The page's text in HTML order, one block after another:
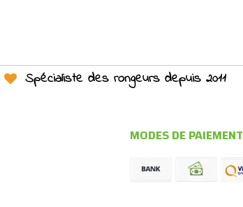
Spécialiste des rongeurs depuis 2011
MODES DE PAIEMENT